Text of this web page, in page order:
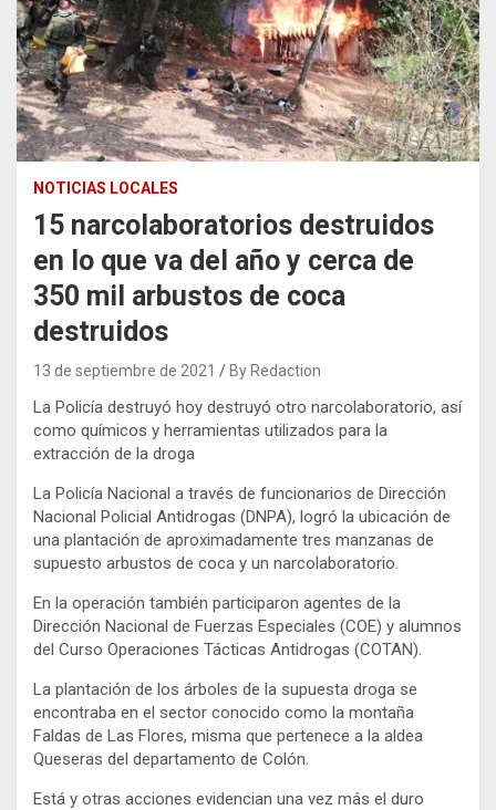
NOTICIAS LOCALES
15 narcolaboratorios destruidos
en lo que va del año y cerca de
350 mil arbustos de coca
destruidos
13 de septiembre de 2021 By Redaction
La Policía destruyó hoy destruyó otro narcolaboratorio, así
como químicos y herramientas utilizados para la
extracción de la droga
La Policía Nacional a través de funcionarios de Dirección
Nacional Policial Antidrogas (DNPA), logró la ubicación de
una plantación de aproximadamente tres manzanas de
supuesto arbustos de coca y un narcolaboratorio.
En la operación también participaron agentes de la
Dirección Nacional de Fuerzas Especiales (COE) y alumnos
del Curso Operaciones Tácticas Antidrogas (COTAN).
La plantación de los árboles de la supuesta droga se
encontraba en el sector conocido como la montaña
Faldas de Las Flores, misma que pertenece a la aldea
Queseras del departamento de Colón.
Está y otras acciones evidencian una vez más el duro